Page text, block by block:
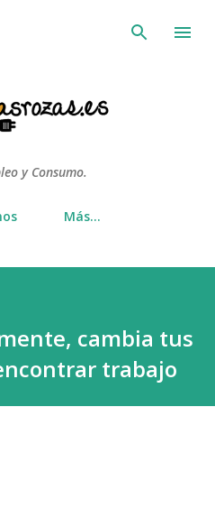
y Consumo.
Más…
cambia tus
trabajo